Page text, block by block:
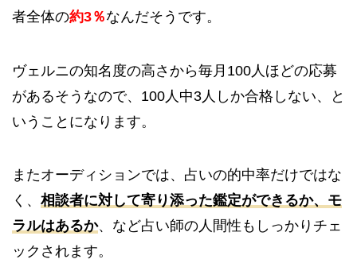
者全体の約3％なんだそうです。
ヴェルニの知名度の高さから毎月100人ほどの応募
があるそうなので、100人中3人しか合格しない、と
いうことになります。
またオーディションでは、占いの的中率だけではな
く、 相談者に対して寄り添った鑑定ができるか、モ
ラルはあるか、など占い師の人間性もしっかりチェ
ックされます。